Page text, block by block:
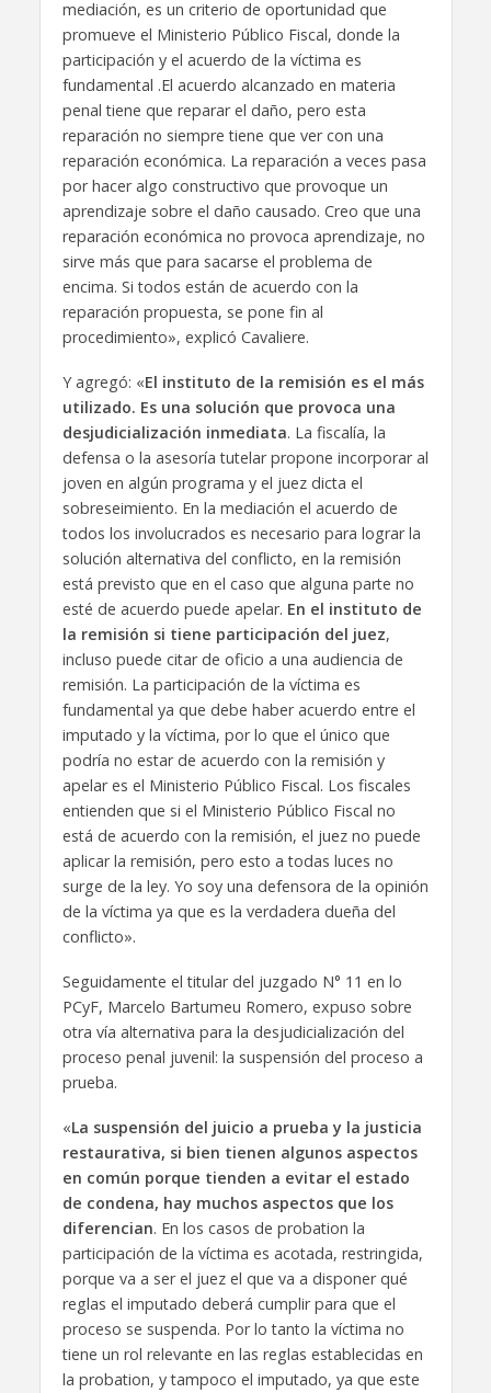
mediación, es un criterio de oportunidad que
promueve el Ministerio Público Fiscal, donde la
participación y el acuerdo de la víctima es
fundamental .El acuerdo alcanzado en materia
penal tiene que reparar el daño, pero esta
reparación no siempre tiene que ver con una
reparación económica. La reparación a veces pasa
por hacer algo constructivo que provoque un
aprendizaje sobre el daño causado. Creo que una
reparación económica no provoca aprendizaje, no
sirve más que para sacarse el problema de
encima. Si todos están de acuerdo con la
reparación propuesta, se pone fin al
procedimiento», explicó Cavaliere.
Y agregó: «El instituto de la remisión es el más
utilizado. Es una solución que provoca una
desjudicialización inmediata. La fiscalía, la
defensa o la asesoría tutelar propone incorporar al
joven en algún programa y el juez dicta el
sobreseimiento. En la mediación el acuerdo de
todos los involucrados es necesario para lograr la
solución alternativa del conflicto, en la remisión
está previsto que en el caso que alguna parte no
esté de acuerdo puede apelar. En el instituto de
la remisión si tiene participación del juez,
incluso puede citar de oficio a una audiencia de
remisión. La participación de la víctima es
fundamental ya que debe haber acuerdo entre el
imputado y la víctima, por lo que el único que
podría no estar de acuerdo con la remisión y
apelar es el Ministerio Público Fiscal. Los fiscales
entienden que si el Ministerio Público Fiscal no
está de acuerdo con la remisión, el juez no puede
aplicar la remisión, pero esto a todas luces no
surge de la ley. Yo soy una defensora de la opinión
de la víctima ya que es la verdadera dueña del
conflicto».
Seguidamente el titular del juzgado N° 11 en lo
PCyF, Marcelo Bartumeu Romero, expuso sobre
otra vía alternativa para la desjudicialización del
proceso penal juvenil: la suspensión del proceso a
prueba.
«La suspensión del juicio a prueba y la justicia
restaurativa, si bien tienen algunos aspectos
en común porque tienden a evitar el estado
de condena, hay muchos aspectos que los
diferencian. En los casos de probation la
participación de la víctima es acotada, restringida,
porque va a ser el juez el que va a disponer qué
reglas el imputado deberá cumplir para que el
proceso se suspenda. Por lo tanto la víctima no
tiene un rol relevante en las reglas establecidas en
la probation, y tampoco el imputado, ya que este